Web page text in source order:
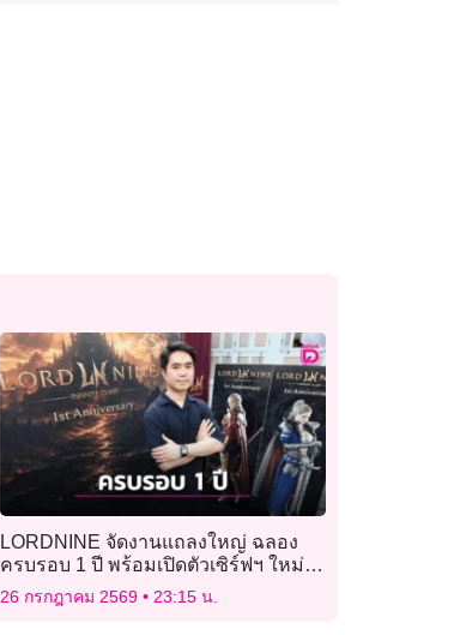
LORDNINE จัดงานแถลงใหญ่ ฉลอง
ครบรอบ 1 ปี พร้อมเปิดตัวเซิร์ฟฯ ใหม่
“Helena”
26 กรกฎาคม 2569 23:15 น.